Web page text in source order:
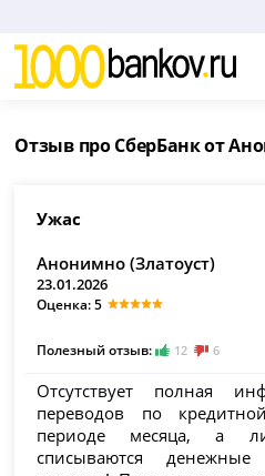
Отзыв про СберБанк от
Ужас
Анонимно (Златоуст)
23.01.2026
Оценка: 5
Полезный отзыв: 12 6
Отсутствует полная
переводов по
периоде месяца, а
списываются